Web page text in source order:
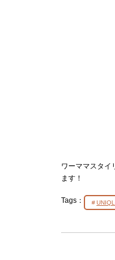
ワーママスタイ
ます！
Tags：